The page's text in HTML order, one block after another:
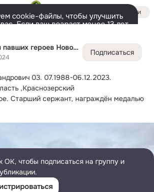
Мемориал павших героев Новосибирска и НСО
Подписаться
03. 07.1988-06.12.2023.
,Краснозерский
Старший сержант, награждён медалью
Войти
cookie-файлы, чтобы улучшить
Если ваш возраст менее 13 лет,
Настроить
33K 6.7K Ещё
ОК, чтобы подписаться на группу и